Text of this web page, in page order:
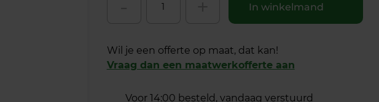
In winkelmand
Wil je een offerte op maat, dat kan!
Vraag dan een maatwerkofferte aan
Voor 14:00 besteld, vandaag verstuurd